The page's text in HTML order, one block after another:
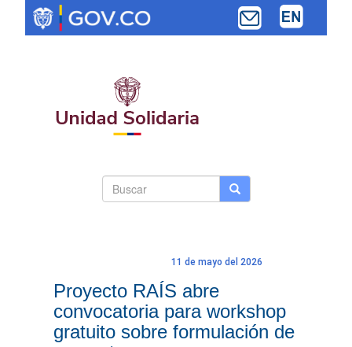
contenido
Buscar Buscar
11 de mayo del 2026
Proyecto RAÍS abre
convocatoria para workshop
gratuito sobre formulación de